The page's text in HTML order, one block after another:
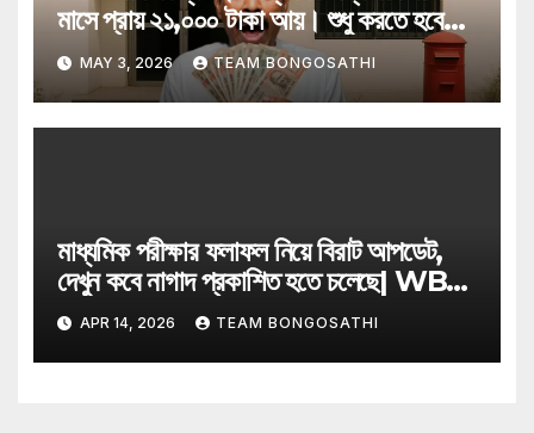
মাসে প্রায় ২১,০০০ টাকা আয়। শুধু করতে হবে
এই কাজ
MAY 3, 2026 TEAM BONGOSATHI
মাধ্যমিক পরীক্ষার ফলাফল নিয়ে বিরাট আপডেট,
দেখুন কবে নাগাদ প্রকাশিত হতে চলেছে| WB
Madhyamik Result Date 2026
APR 14, 2026 TEAM BONGOSATHI